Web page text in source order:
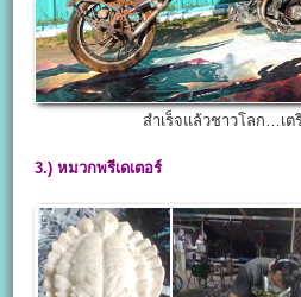
สำเร็จแล้วชาวโลก…เ
3.)หมวกพรีเดเตอร์